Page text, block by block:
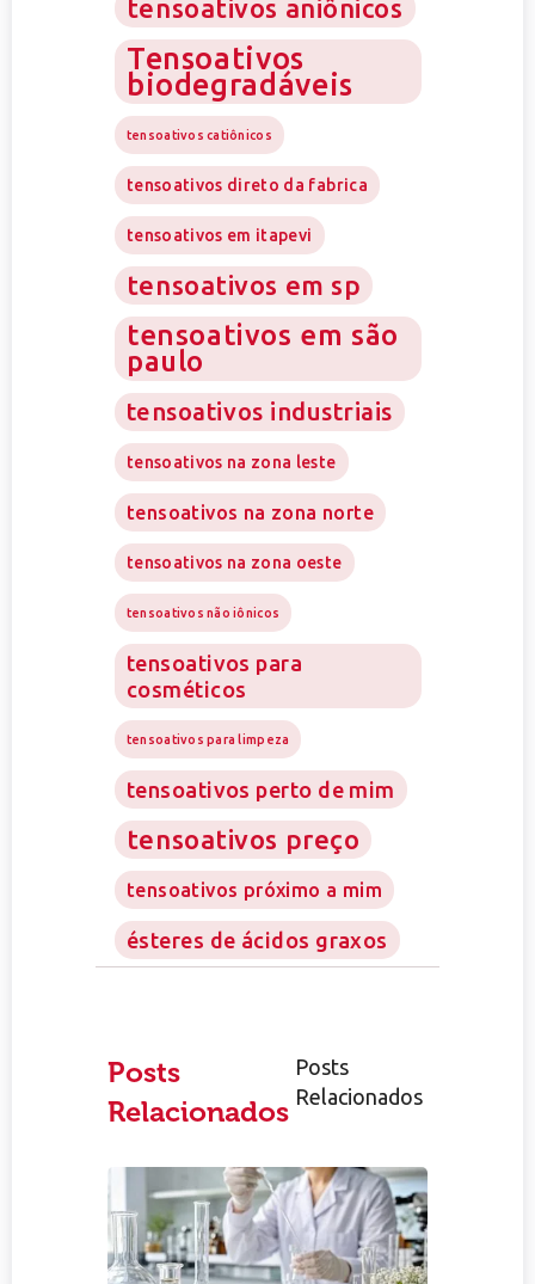
tensoativos aniônicos
Tensoativos
biodegradáveis
tensoativos catiônicos
tensoativos direto da fabrica
tensoativos em itapevi
tensoativos em sp
tensoativos em são
paulo
tensoativos industriais
tensoativos na zona leste
tensoativos na zona norte
tensoativos na zona oeste
tensoativos não iônicos
tensoativos para
cosméticos
tensoativos para limpeza
tensoativos perto de mim
tensoativos preço
tensoativos próximo a mim
ésteres de ácidos graxos
Posts
Relacionados
Posts
Relacionados